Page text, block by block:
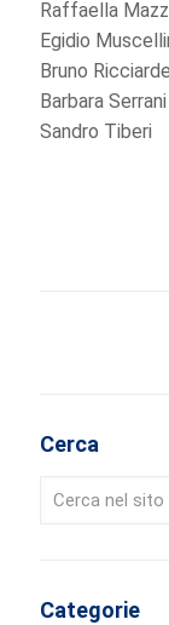
Raffaella
Egidio
Bruno
Barbara Serrani
Sandro Tiberi
Cerca
Categorie